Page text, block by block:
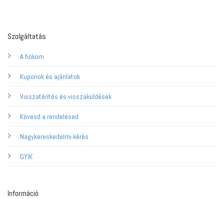
Szolgáltatás
A fiókom
Kuponok és ajánlatok
Visszatérítés és visszaküldések
Kövesd a rendelésed
Nagykereskedelmi kérés
GYIK
Információ